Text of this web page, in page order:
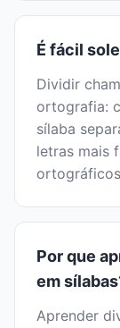
É fácil
Dividir
ortografia:
sílaba
letras mais
Por que
em
Aprender